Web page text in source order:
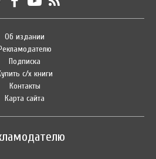
Об издании
Подписка
с/х книги
Контакты
Карта сайта